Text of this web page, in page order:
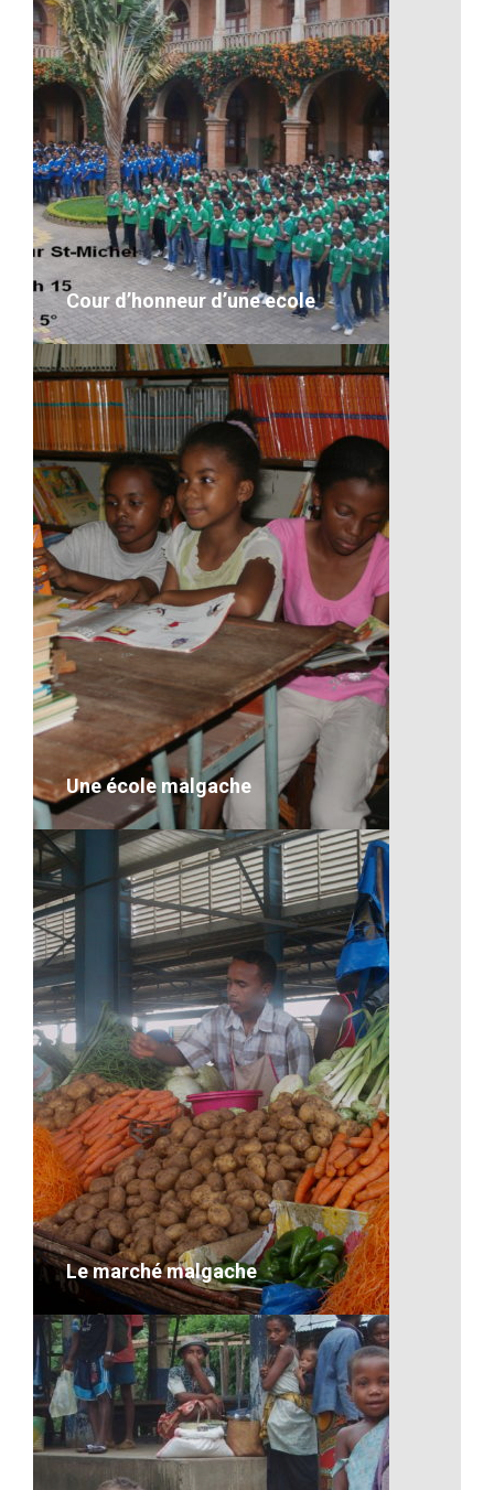
Le cirque rouge – Majunga
VOIR LE DÉTAIL
Cour d’honneur d’une ecole
Cour d’honneur d’une ecole
VOIR LE DÉTAIL
Une école malgache
Une école malgache
VOIR LE DÉTAIL
Le marché malgache